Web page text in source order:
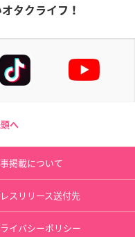
タクライフ！
へ
掲載について
スリリース送付先
イバシーポリシー